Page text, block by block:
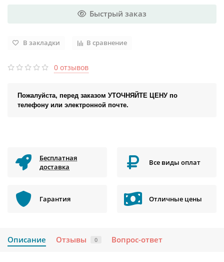
Быстрый заказ
В закладки В сравнение
0 отзывов
Пожалуйста, перед заказом УТОЧНЯЙТЕ ЦЕНУ по
телефону или электронной почте.
Бесплатная
доставка
Все виды оплат
Гарантия Отличные цены
Описание Отзывы 0 Вопрос-ответ